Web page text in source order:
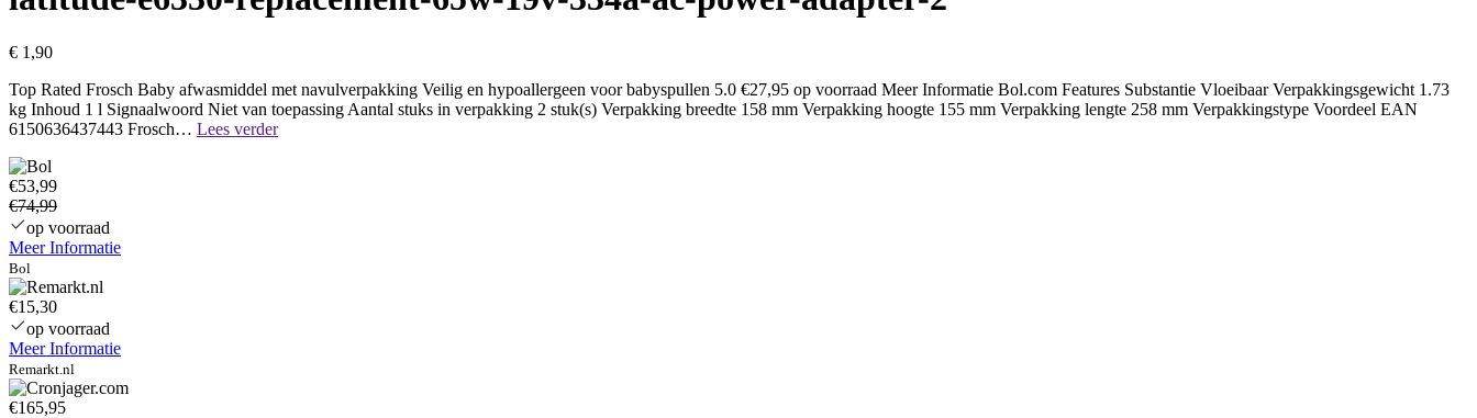
€ 1,90
Top Rated Frosch Baby afwasmiddel met navulverpakking Veilig en hypoallergeen voor babyspullen 5.0 €27,95 op voorraad Meer Informatie Bol.com Features Substantie Vloeibaar Verpakkingsgewicht 1.73
kg Inhoud 1 l Signaalwoord Niet van toepassing Aantal stuks in verpakking 2 stuk(s) Verpakking breedte 158 mm Verpakking hoogte 155 mm Verpakking lengte 258 mm Verpakkingstype Voordeel EAN
6150636437443 Frosch… Lees verderNaamloos
€53,99
€74,99
op voorraad
Meer Informatie
Bol
€15,30
op voorraad
Meer Informatie
Remarkt.nl
€165,95